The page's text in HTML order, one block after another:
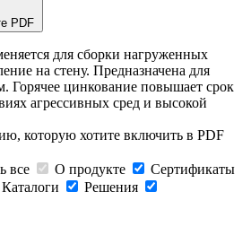
PDF
для сборки нагруженных
на стену. Предназначена для
Горячее цинкование повышает срок
агрессивных сред и высокой
которую хотите включить в PDF
все
О продукте
Сертификаты
Каталоги
Решения